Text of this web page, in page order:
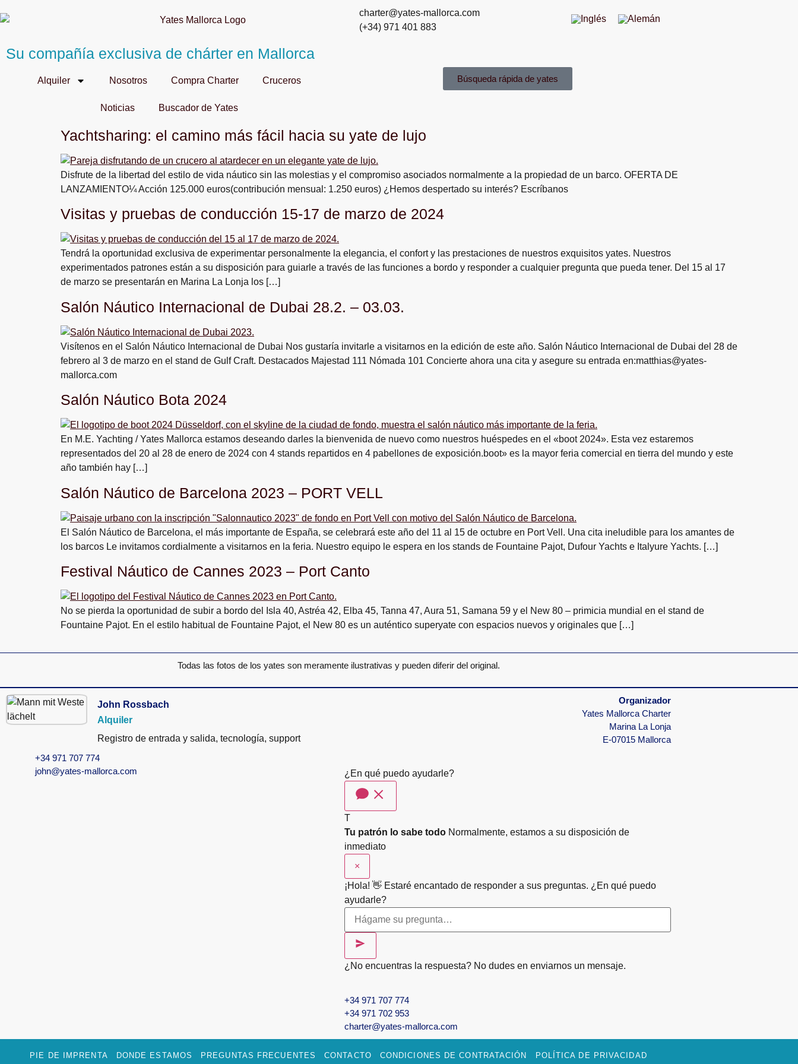
charter@yates-mallorca.com
(+34) 971 401 883
Su compañía exclusiva de chárter en Mallorca
Alquiler Nosotros Compra Charter Cruceros
Noticias Buscador de Yates
Búsqueda rápida de yates
Yachtsharing: el camino más fácil hacia su yate de lujo
Disfrute de la libertad del estilo de vida náutico sin las molestias y el compromiso asociados normalmente a la propiedad de un barco. OFERTA DE
LANZAMIENTO¼ Acción 125.000 euros(contribución mensual: 1.250 euros) ¿Hemos despertado su interés? Escríbanos
Visitas y pruebas de conducción 15-17 de marzo de 2024
Tendrá la oportunidad exclusiva de experimentar personalmente la elegancia, el confort y las prestaciones de nuestros exquisitos yates. Nuestros
experimentados patrones están a su disposición para guiarle a través de las funciones a bordo y responder a cualquier pregunta que pueda tener. Del 15 al 17
de marzo se presentarán en Marina La Lonja los […]
Salón Náutico Internacional de Dubai 28.2. – 03.03.
Visítenos en el Salón Náutico Internacional de Dubai Nos gustaría invitarle a visitarnos en la edición de este año. Salón Náutico Internacional de Dubai del 28 de
febrero al 3 de marzo en el stand de Gulf Craft. Destacados Majestad 111 Nómada 101 Concierte ahora una cita y asegure su entrada en:matthias@yates-
mallorca.com
Salón Náutico Bota 2024
En M.E. Yachting / Yates Mallorca estamos deseando darles la bienvenida de nuevo como nuestros huéspedes en el «boot 2024». Esta vez estaremos
representados del 20 al 28 de enero de 2024 con 4 stands repartidos en 4 pabellones de exposición.boot» es la mayor feria comercial en tierra del mundo y este
año también hay […]
Salón Náutico de Barcelona 2023 – PORT VELL
El Salón Náutico de Barcelona, el más importante de España, se celebrará este año del 11 al 15 de octubre en Port Vell. Una cita ineludible para los amantes de
los barcos Le invitamos cordialmente a visitarnos en la feria. Nuestro equipo le espera en los stands de Fountaine Pajot, Dufour Yachts e Italyure Yachts. […]
Festival Náutico de Cannes 2023 – Port Canto
No se pierda la oportunidad de subir a bordo del Isla 40, Astréa 42, Elba 45, Tanna 47, Aura 51, Samana 59 y el New 80 – primicia mundial en el stand de
Fountaine Pajot. En el estilo habitual de Fountaine Pajot, el New 80 es un auténtico superyate con espacios nuevos y originales que […]
Todas las fotos de los yates son meramente ilustrativas y pueden diferir del original.
John Rossbach
Alquiler
Registro de entrada y salida, tecnología, support
+34 971 707 774
john@yates-mallorca.com
Organizador
Yates Mallorca Charter
Marina La Lonja
E-07015 Mallorca
¿En qué puedo ayudarle?
T
Tu patrón lo sabe todo Normalmente, estamos a su disposición de
inmediato
×
¡Hola! 👋 Estaré encantado de responder a sus preguntas. ¿En qué puedo
ayudarle?
¿No encuentras la respuesta? No dudes en enviarnos un mensaje.
+34 971 707 774
+34 971 702 953
charter@yates-mallorca.com
PIE DE IMPRENTA DONDE ESTAMOS PREGUNTAS FRECUENTES CONTACTO CONDICIONES DE CONTRATACIÓN POLÍTICA DE PRIVACIDAD